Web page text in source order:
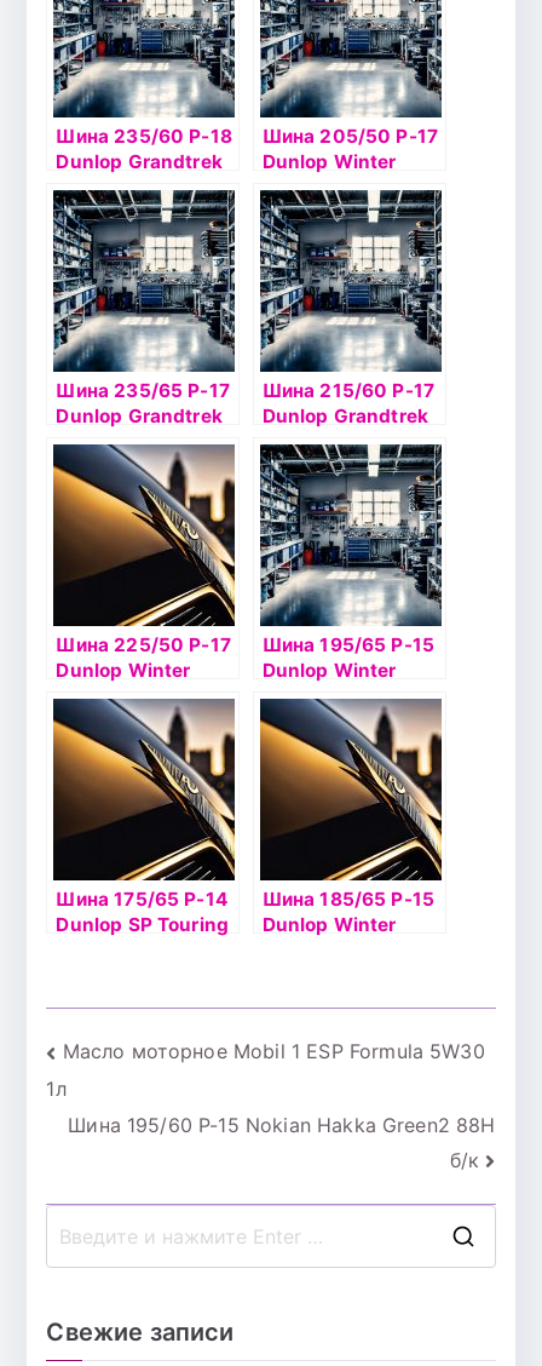
Шина 235/60 Р-18
Dunlop Grandtrek
Ice 02 107Т шип
Шина 205/50 Р-17
Dunlop Winter
Ice02 93T б/к шип
Шина 235/65 Р-17
Dunlop Grandtrek
Ice 02 108Т шип
Шина 215/60 Р-17
Dunlop Grandtrek
Ice02 100Tб/к шип
Шина 225/50 Р-17
Dunlop Winter
Ice02 98T б/к шип
Шина 195/65 Р-15
Dunlop Winter
Ice02 95T б/к шип
Шина 175/65 Р-14
Dunlop SP Touring
Шина 185/65 Р-15
Dunlop Winter
Навигация
по
Масло моторное Mobil 1 ESP Formula 5W30
1л
Шина 195/60 Р-15 Nokian Hakka Green2 88H
б/к
Свежие записи